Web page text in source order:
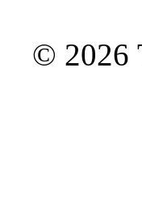
© 2026